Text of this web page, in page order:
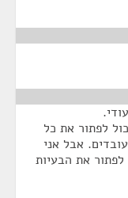
לפתור את כל
אבל אני
את הבעיות